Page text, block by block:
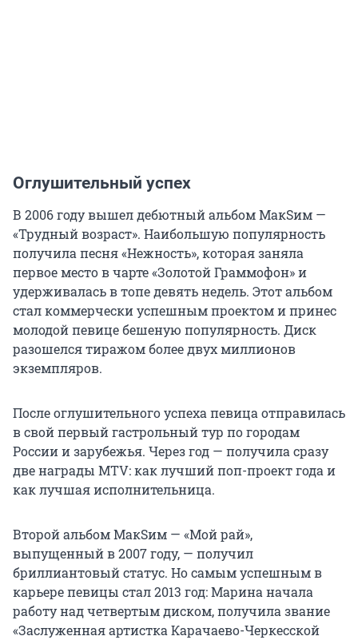
Оглушительный успех
В 2006 году вышел дебютный альбом МакSим —
«Трудный возраст». Наибольшую популярность
получила песня «Нежность», которая заняла
первое место в чарте «Золотой Граммофон» и
удерживалась в топе девять недель. Этот альбом
стал коммерчески успешным проектом и принес
молодой певице бешеную популярность. Диск
разошелся тиражом более двух миллионов
экземпляров.
После оглушительного успеха певица отправилась
в свой первый гастрольный тур по городам
России и зарубежья. Через год — получила сразу
две награды MTV: как лучший поп-проект года и
как лучшая исполнительница.
Второй альбом МакSим — «Мой рай»,
выпущенный в 2007 году, — получил
бриллиантовый статус. Но самым успешным в
карьере певицы стал 2013 год: Марина начала
работу над четвертым диском, получила звание
«Заслуженная артистка Карачаево-Черкесской